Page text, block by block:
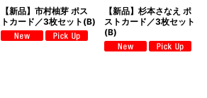
【新品】市村柚芽 ポス
トカード／3枚セット(B)
【新品】杉本さなえ ポ
ストカード／3枚セット
(B)